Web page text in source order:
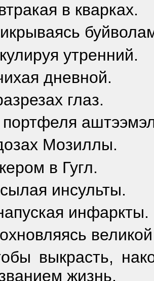
в кварках.
утренний.
дневной.
глаз.
Мозиллы.
в Гугл.
инсульты.
инфаркты.
выкрасть,
жизнь.